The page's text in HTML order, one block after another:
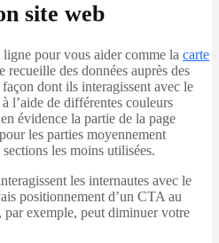
site web
pour vous aider comme la carte
recueille des données auprès des
dont ils interagissent avec le
l’aide de différentes couleurs
évidence la partie de la page
les parties moyennement
les moins utilisées.
les internautes avec le
positionnement d’un CTA au
par exemple, peut diminuer votre